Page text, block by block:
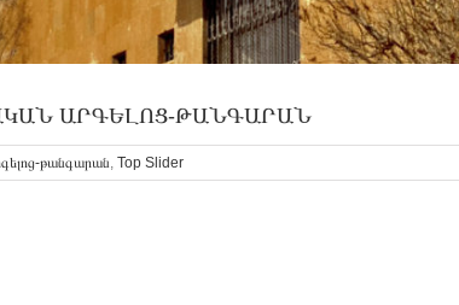
ԱՐԳԵԼՈՑ-ԹԱՆԳԱՐԱՆ
թանգարան, Top Slider